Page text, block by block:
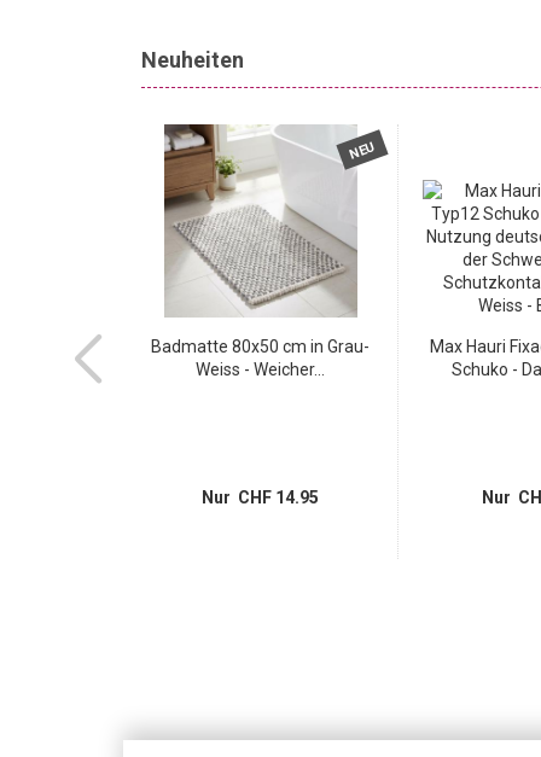
Neuheiten
NEU
Badmatte 80x50 cm in Grau-
Weiss - Weicher...
Nur CHF 14.95
Max Hauri
Schuko -
Nur